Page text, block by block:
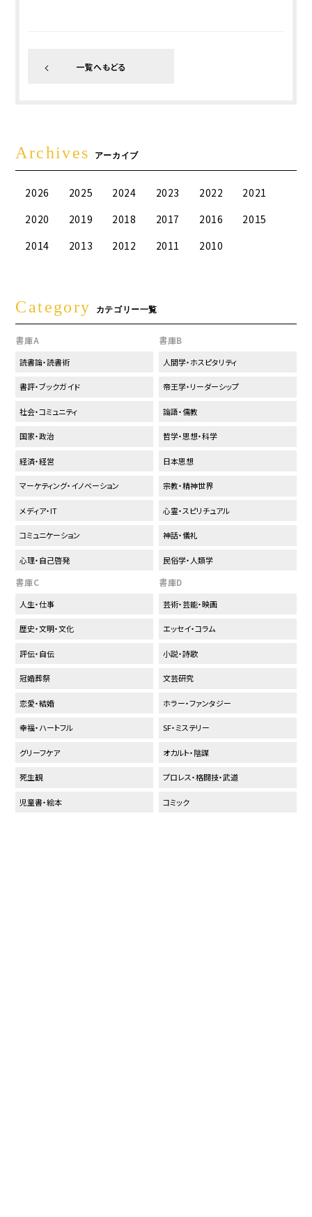
一覧へもどる
Archives アーカイブ
2026 2025 2024 2023 2022
2021
2020
2019 2018 2017 2016
2015
2014
2013 2012 2011 2010
Category カテゴリー一覧
書庫A
読書論・読書術
書評・ブックガイド
社会・コミュニティ
国家・政治
経済・経営
マーケティング・イノベーション
メディア・IT
コミュニケーション
心理・自己啓発
書庫B
人間学・ホスピタリティ
帝王学・リーダーシップ
論語・儒教
哲学・思想・科学
日本思想
宗教・精神世界
心霊・スピリチュアル
神話・儀礼
民俗学・人類学
書庫C
人生・仕事
歴史・文明・文化
評伝・自伝
冠婚葬祭
恋愛・結婚
幸福・ハートフル
グリーフケア
死生観
児童書・絵本
書庫D
芸術・芸能・映画
エッセイ・コラム
小説・詩歌
文芸研究
ホラー・ファンタジー
SF・ミステリー
オカルト・陰謀
プロレス・格闘技・武道
コミック